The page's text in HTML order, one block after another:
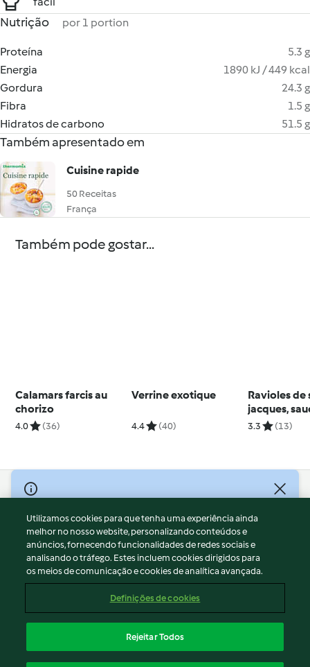
Nutrição por 1 portion
Proteína
5.3 g
Energia
1890 kJ / 449 kcal
Gordura
24.3 g
Fibra
1.5 g
Hidratos de carbono
51.5 g
Também apresentado em
Cuisine rapide
50 Receitas
França
Também pode gostar...
Calamars farcis au
chorizo
4.0 (36)
Verrine exotique
4.4 (40)
Ravioles de
jacques,
douce
3.3 (13)
© Copyright 2026
Termos de Utilização
Aviso sobre Proteção de Dados
Aviso
Apoio legal
Conteúdo do relatório
Declaração de acessibilidade
Utilizamos cookies para que tenha uma experiência ainda
melhor no nosso website, personalizando conteúdos e
anúncios, fornecendo funcionalidades de redes sociais e
analisando o tráfego. Estes incluem cookies dirigidos para
os meios de comunicação e cookies de analítica avançada.
Definições de cookies
Rejeitar Todos